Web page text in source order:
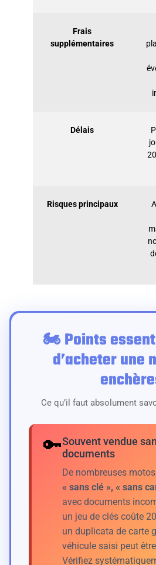
Frais
supplémentaires
Délais
Risques principaux
🏍️ Points
d’acheter une
Ce qu’il faut absolument
🔑Souvent vendue
documents
De nombreuses
« sans clé », « sans
avec documents
un jeu de clés coûte
un duplicata de carte
véhicule saisi peut
Vérifiez